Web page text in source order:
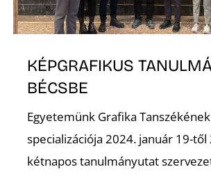
KÉPGRAFIKUS
BÉCSBE
Egyetemünk Grafika
specializációja 2024. január 19-től
kétnapos tanulmányutat